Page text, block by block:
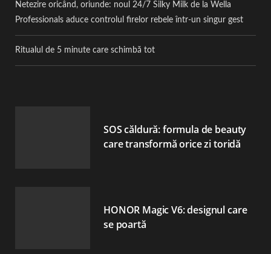
Netezire oricând, oriunde: noul 24/7 Silky Milk de la Wella
Professionals aduce controlul firelor rebele într-un singur gest
Ritualul de 5 minute care schimbă tot
SOS căldură: formula de beauty
care transformă orice zi toridă
HONOR Magic V6: designul care
se poartă